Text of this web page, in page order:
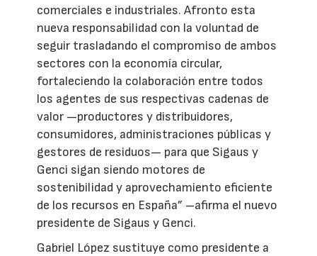
comerciales e industriales. Afronto esta
nueva responsabilidad con la voluntad de
seguir trasladando el compromiso de ambos
sectores con la economía circular,
fortaleciendo la colaboración entre todos
los agentes de sus respectivas cadenas de
valor —productores y distribuidores,
consumidores, administraciones públicas y
gestores de residuos— para que Sigaus y
Genci sigan siendo motores de
sostenibilidad y aprovechamiento eficiente
de los recursos en España” –afirma el nuevo
presidente de Sigaus y Genci.
Gabriel López sustituye como presidente a